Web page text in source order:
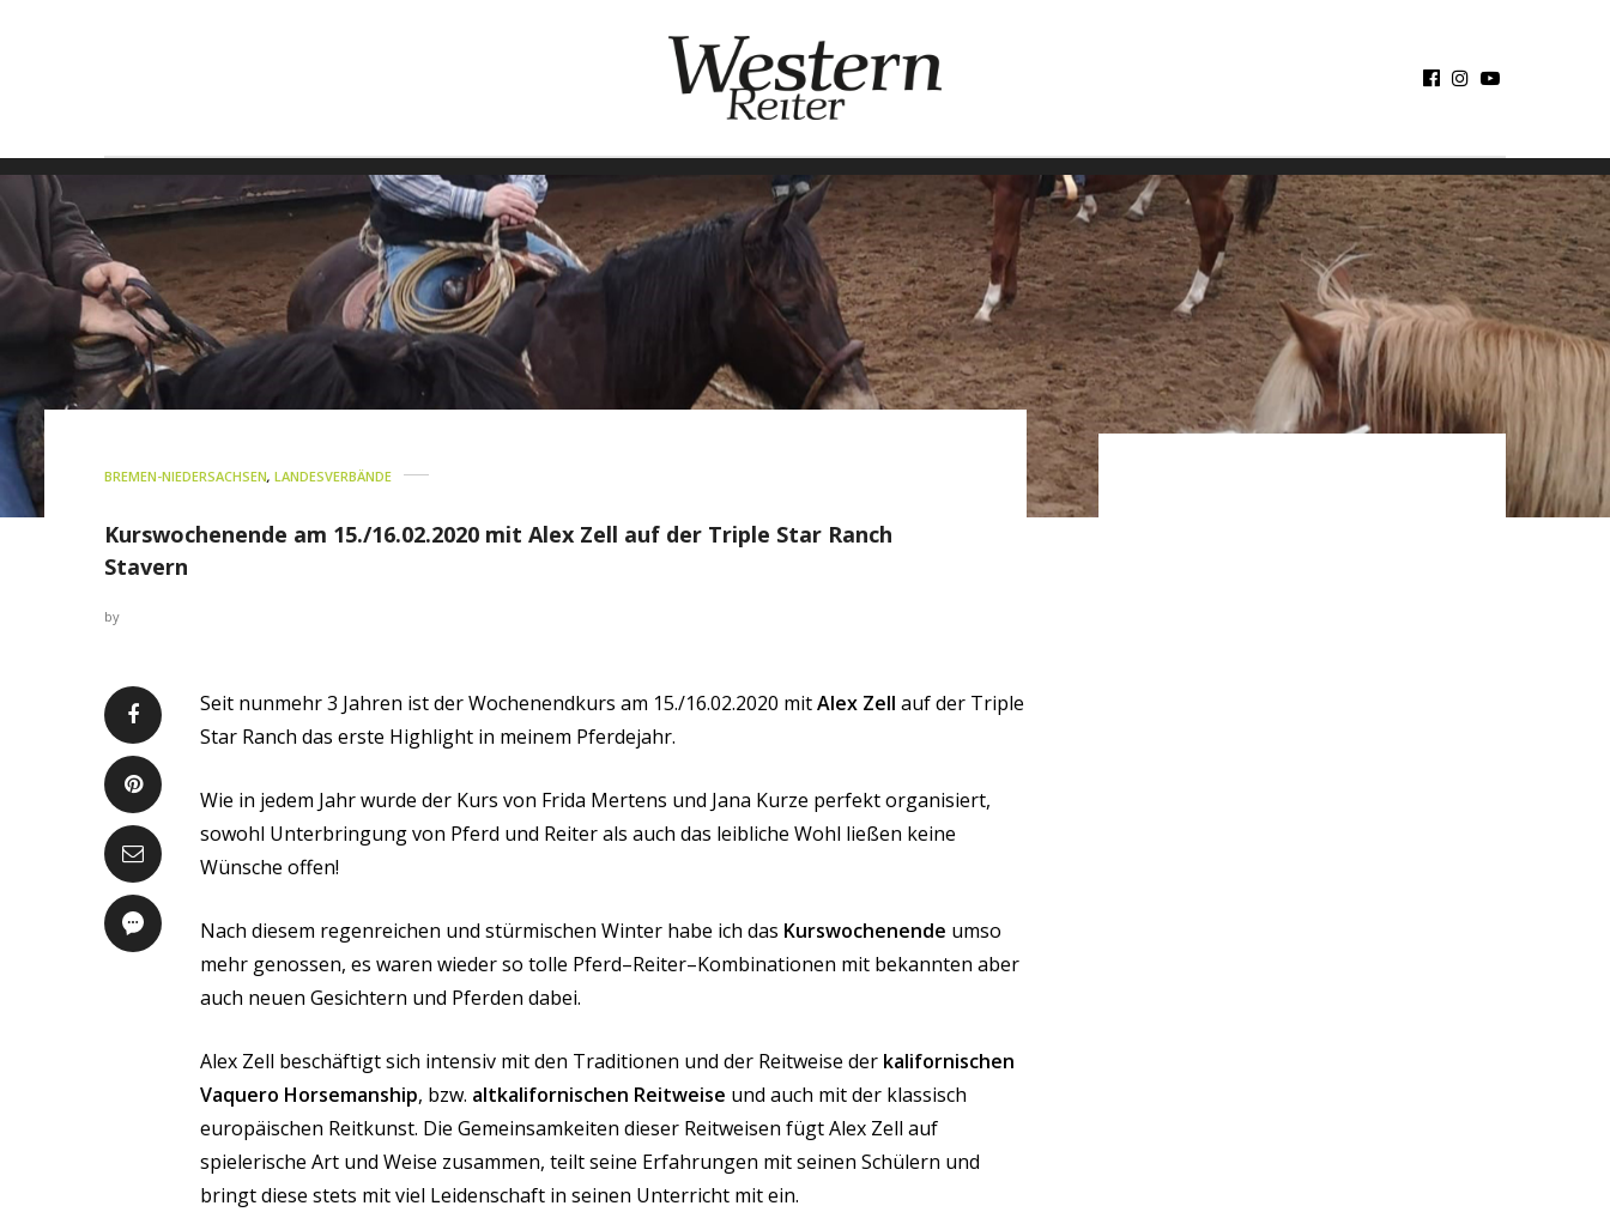
BREMEN-NIEDERSACHSEN, LANDESVERBÄNDE
Kurswochenende am 15./16.02.2020 mit Alex Zell auf der Triple Star Ranch
Stavern
by
Seit nunmehr 3 Jahren ist der Wochenendkurs am 15./16.02.2020 mitAlex Zell auf der Triple
Star Ranch das erste Highlight in meinem Pferdejahr.
Wie in jedem Jahr wurde der Kurs von Frida Mertens und Jana Kurze perfekt organisiert,
sowohl Unterbringung von Pferd und Reiter als auch das leibliche Wohl ließen keine
Wünsche offen!
Nach diesem regenreichen und stürmischen Winter habe ich das Kurswochenende umso
mehr genossen, es waren wieder so tolle Pferd–Reiter–Kombinationen mit bekannten aber
auch neuen Gesichtern und Pferden dabei.
Alex Zell beschäftigt sich intensiv mit den Traditionen und der Reitweise der kalifornischen
Vaquero Horsemanship, bzw. altkalifornischen Reitweise und auch mit der klassisch
europäischen Reitkunst. Die Gemeinsamkeiten dieser Reitweisen fügt Alex Zell auf
spielerische Art und Weise zusammen, teilt seine Erfahrungen mit seinen Schülern und
bringt diese stets mit viel Leidenschaft in seinen Unterricht mit ein.